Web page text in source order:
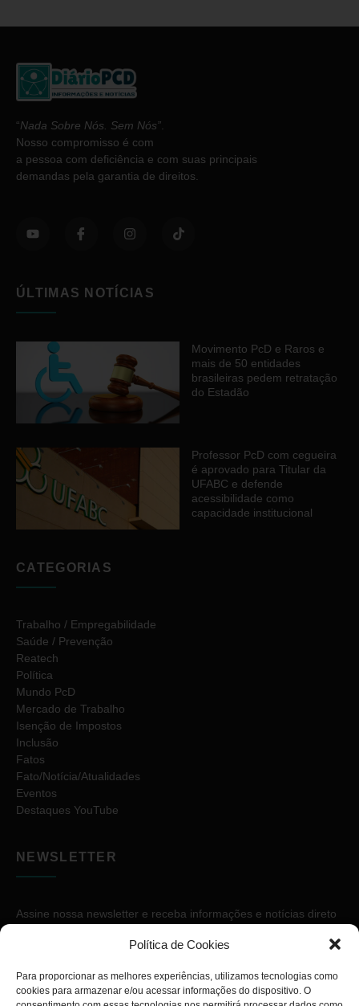
Política de Cookies
Para proporcionar as melhores experiências, utilizamos tecnologias como
cookies para armazenar e/ou acessar informações do dispositivo. O
“Nada Sobre Nós. Sem Nós”
Nosso compromisso é com
a pessoa com deficiência e com suas principais
demandas pela garantia de direitos.
ÚLTIMAS NOTÍCIAS
Movimento PcD e Raros e
mais de 50 entidades
brasileiras pedem retratação
do Estadão
Professor PcD com cegueira
é aprovado para Titular da
UFABC e defende
acessibilidade como
capacidade institucional
CATEGORIAS
Trabalho / Empregabilidade
Saúde / Prevenção
Reatech
Política
Mundo PcD
Mercado de Trabalho
Isenção de Impostos
Inclusão
Fatos
Fato/Notícia/Atualidades
Eventos
Destaques YouTube
NEWSLETTER
Assine nossa newsletter e receba informações e notícias direto